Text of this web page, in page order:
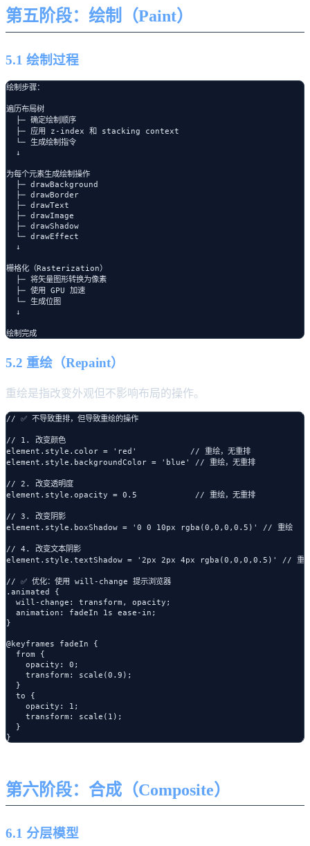
第五阶段：绘制（Paint）
5.1 绘制过程
绘制步骤：
遍历布局树
  ├─ 确定绘制顺序
  ├─ 应用 z-index 和 stacking context
  └─ 生成绘制指令
  ↓
为每个元素生成绘制操作
  ├─ drawBackground
  ├─ drawBorder
  ├─ drawText
  ├─ drawImage
  ├─ drawShadow
  └─ drawEffect
  ↓
栅格化（Rasterization）
  ├─ 将矢量图形转换为像素
  ├─ 使用 GPU 加速
  └─ 生成位图
  ↓
5.2 重绘（Repaint）
重绘是指改变外观但不影响布局的操作。
// ✅ 不导致重排，但导致重绘的操作
// 1. 改变颜色
element.style.color = 'red'           // 重绘，无重排
element.style.backgroundColor = 'blue' // 重绘，无重排
// 2. 改变透明度
element.style.opacity = 0.5            // 重绘，无重排
// 3. 改变阴影
element.style.boxShadow = '0 0 10px rgba(0,0,0,0.5)' // 重绘
// 4. 改变文本阴影
element.style.textShadow = '2px 2px 4px rgba(0,0,0,0.5)' // 重
// ✅ 优化：使用 will-change 提示浏览器
.animated {
  will-change: transform, opacity;
  animation: fadeIn 1s ease-in;
}
@keyframes fadeIn {
  from {
    opacity: 0;
    transform: scale(0.9);
  }
  to {
    opacity: 1;
    transform: scale(1);
  }
第六阶段：合成（Composite）
6.1 分层模型